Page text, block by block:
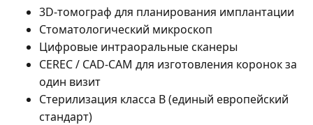
3D-томограф для планирования имплантации
Стоматологический микроскоп
Цифровые интраоральные сканеры
CEREC / CAD-CAM для изготовления коронок за
один визит
Стерилизация класса B (единый европейский
стандарт)